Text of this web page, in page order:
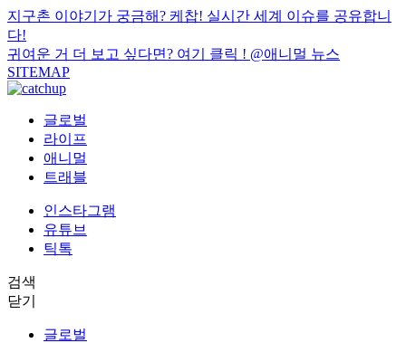
지구촌 이야기가 궁금해? 케찹! 실시간 세계 이슈를 공유합니
다!
귀여운 거 더 보고 싶다면? 여기 클릭 ! @애니멀 뉴스
SITEMAP
글로벌
라이프
애니멀
트래블
인스타그램
유튜브
틱톡
검색
닫기
글로벌